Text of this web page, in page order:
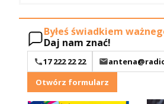
Byłeś świadkiem
Daj nam znać!
17 222 22 22
Otwórz formularz